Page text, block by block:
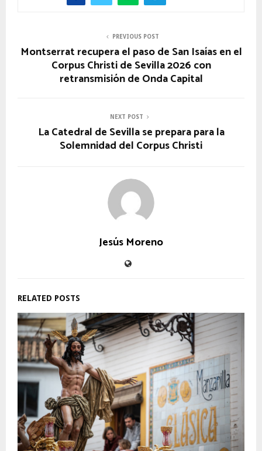
PREVIOUS POST
Montserrat recupera el paso de San Isaías en el
Corpus Christi de Sevilla 2026 con
retransmisión de Onda Capital
NEXT POST
La Catedral de Sevilla se prepara para la
Solemnidad del Corpus Christi
Jesús Moreno
RELATED POSTS